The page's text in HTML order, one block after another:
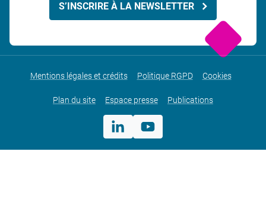
S’INSCRIRE À LA NEWSLETTER
Mentions légales et crédits Politique RGPD Cookies
Plan du site Espace presse Publications